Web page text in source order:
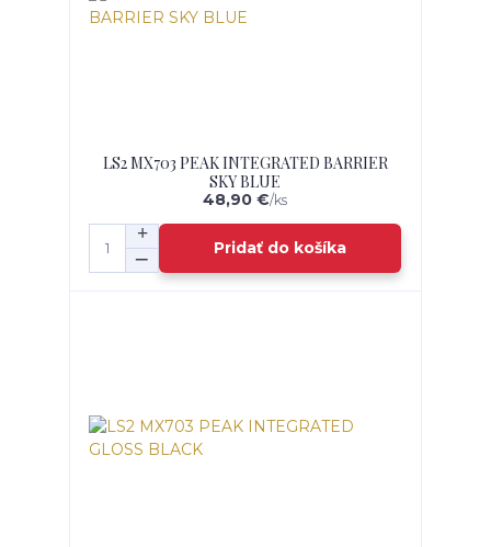
LS2 MX703 PEAK INTEGRATED BARRIER
SKY BLUE
48,90 €/ks
Pridať do košíka